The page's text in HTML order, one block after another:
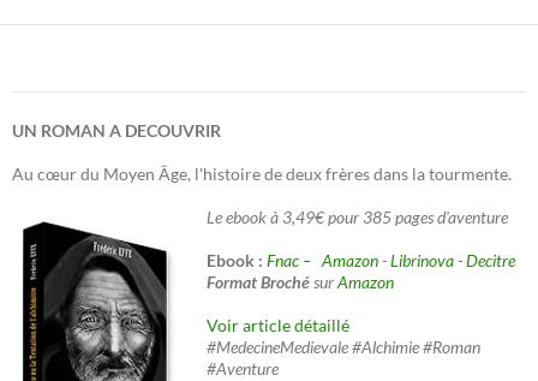
UN ROMAN A DECOUVRIR
Au cœur du Moyen Âge, l'histoire de deux frères dans la tourmente.
Le ebook à 3,49€ pour 385 pages d'aventure
Ebook : Fnac – Amazon-Librinova-Decitre
Format BrochésurAmazon
Voir article détaillé
#MedecineMedievale #Alchimie #Roman
#Aventure